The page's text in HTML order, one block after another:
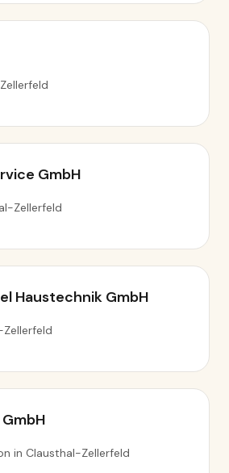
GmbH
Zellerfeld
Haustechnik GmbH
GmbH
in Clausthal-Zellerfeld